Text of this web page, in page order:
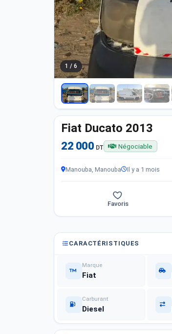
1 / 6
Fiat Ducato 2013
22 000 DT Négociable
Manouba, Manouba Il y a 1 mois
Favoris
CARACTÉRISTIQUES
Marque
Fiat
Carburant
Diesel